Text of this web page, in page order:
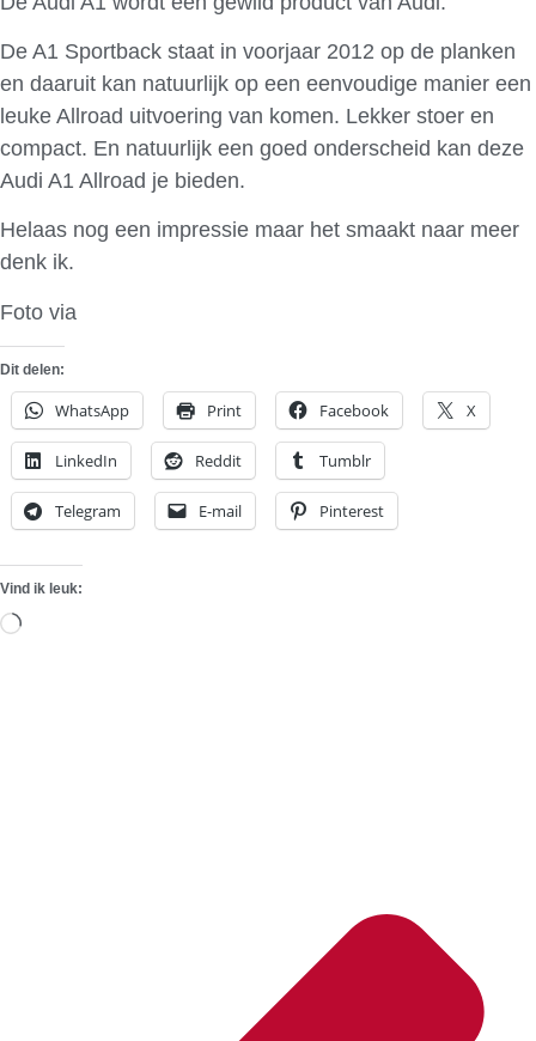
De A1 Sportback staat in voorjaar 2012 op de planken
en daaruit kan natuurlijk op een eenvoudige manier een
leuke Allroad uitvoering van komen. Lekker stoer en
compact. En natuurlijk een goed onderscheid kan deze
Audi A1 Allroad je bieden.
Helaas nog een impressie maar het smaakt naar meer
denk ik.
Foto via
Dit delen:
WhatsApp Print Facebook X
LinkedIn Reddit Tumblr
Telegram E-mail Pinterest
Vind ik leuk:
Aan